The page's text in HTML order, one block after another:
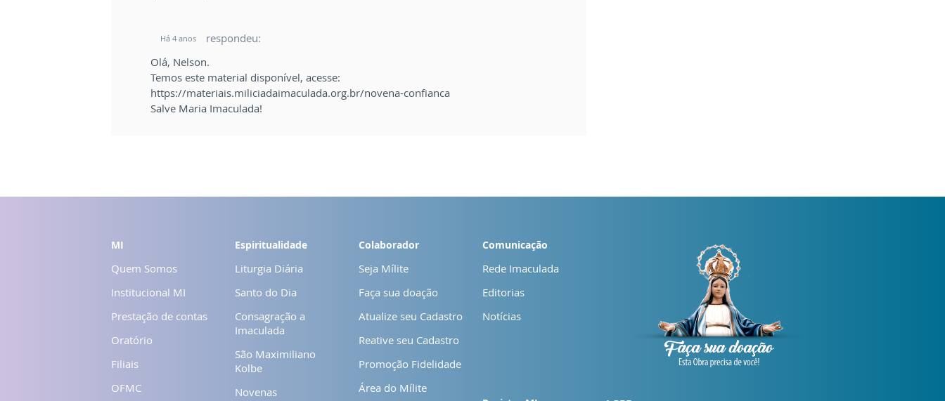
Há 4 anos
respondeu:
Olá, Nelson.
Temos este material disponível, acesse:
https://materiais.miliciadaimaculada.org.br/novena-confianca
Salve Maria Imaculada!
MI
Quem Somos
Institucional MI
Prestação de contas
Oratório
Filiais
OFMC
Espiritualidade
Liturgia Diária
Santo do Dia
Consagração a
Imaculada
São Maximiliano
Kolbe
Novenas
Colaborador
Seja Mílite
Faça sua doação
Atualize seu Cadastro
Reative seu Cadastro
Promoção Fidelidade
Área do Mílite
Comunicação
Rede Imaculada
Editorias
Notícias